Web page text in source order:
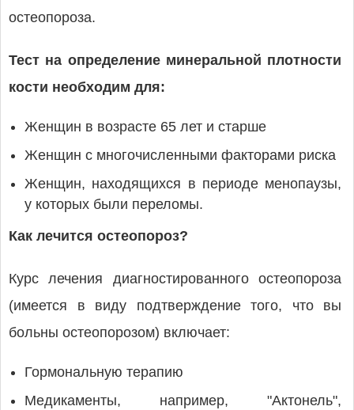
остеопороза.
Тест на определение минеральной плотности
кости необходим для:
Женщин в возрасте 65 лет и старше
Женщин с многочисленными факторами риска
Женщин, находящихся в периоде менопаузы,
у которых были переломы.
Как лечится остеопороз?
Курс лечения диагностированного остеопороза
(имеется в виду подтверждение того, что вы
больны остеопорозом) включает:
Гормональную терапию
Медикаменты, например, "Актонель",